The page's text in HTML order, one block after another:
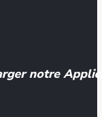
notre